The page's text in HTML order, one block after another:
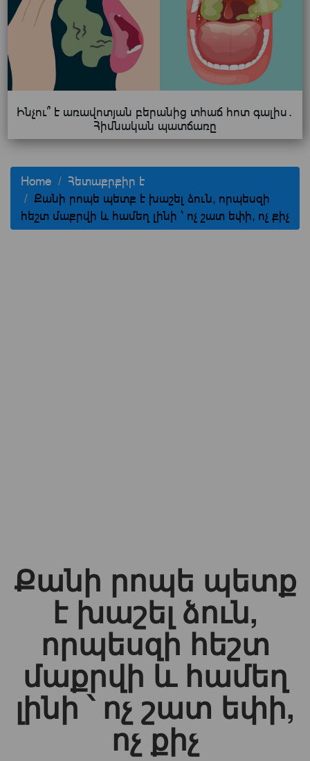
Ինչու՞ է առավոտյան բերանից տհաճ հոտ գալիս․
Հիմնական պատճառը
Home
Հետաքրքիր է
Քանի րոպե պետք է խաշել ձուն, որպեսզի
հեշտ մաքրվի և համեղ լինի ՝ ոչ շատ եփի, ոչ քիչ
Քանի րոպե պետք
է խաշել ձուն,
որպեսզի հեշտ
մաքրվի և համեղ
լինի ՝ ոչ շատ եփի,
ոչ քիչ